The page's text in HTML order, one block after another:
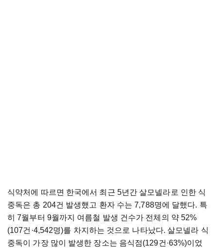
식약처에 따르면 한국에서 최근 5년간 살모넬라로 인한 식
중독은 총 204건 발생했고 환자 수는 7,788명에 달했다. 특
히 7월부터 9월까지 여름철 발생 건수가 전체의 약 52%
(107건·4,542명)를 차지하는 것으로 나타났다. 살모넬라 식
중독이 가장 많이 발생한 장소는 음식점(129건·63%)이었